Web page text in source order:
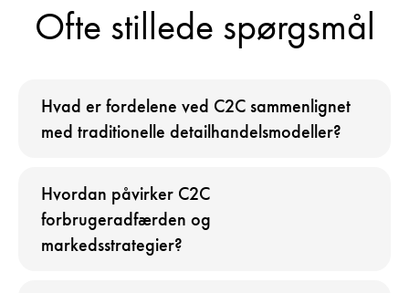
Ofte stillede spørgsmål
Hvad er fordelene ved C2C sammenlignet
med traditionelle detailhandelsmodeller?
Hvordan påvirker C2C
forbrugeradfærden og
markedsstrategier?